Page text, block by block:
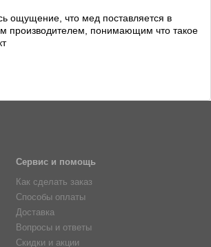
ощущение, что мед поставляется в
производителем, понимающим что такое
Сервис и помощь
Как сделать заказ
Способы оплаты
Доставка
Вопросы и ответы
Скидки и акции